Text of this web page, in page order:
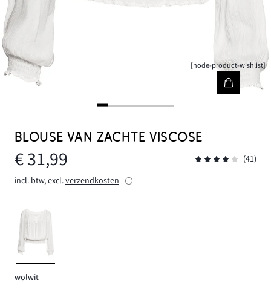
[node-product-wishlist]
BLOUSE VAN ZACHTE VISCOSE
€ 31,99
(41)
incl. btw, excl.verzendkosten
wolwit